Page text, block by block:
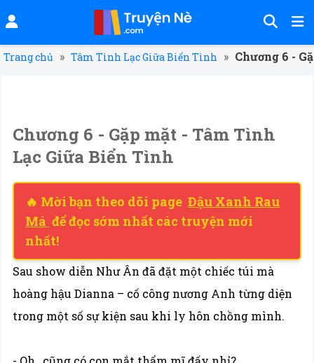
Trang chủ » Tâm Tình Lạc Giữa Biển Tình » Chương 6 -
Chương 6 - Gặp mặt - Tâm Tình
Lạc Giữa Biển Tình
🔥 Mời bạn theo dõi page Đậu Xanh Rau
Má để đọc sớm nhất các truyện mới
nhất!
Sau show diễn Như Ân đã đặt một chiếc túi mà
hoàng hậu Dianna – cố công nương Anh từng diện
trong một số sự kiện sau khi ly hôn chồng mình.